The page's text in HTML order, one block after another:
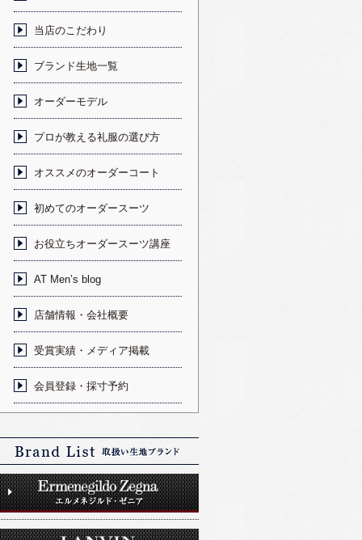
当店のこだわり
ブランド生地一覧
オーダーモデル
プロが教える礼服の選び方
オススメのオーダーコート
初めてのオーダースーツ
お役立ちオーダースーツ講座
AT Men’s blog
店舗情報・会社概要
受賞実績・メディア掲載
会員登録・採寸予約